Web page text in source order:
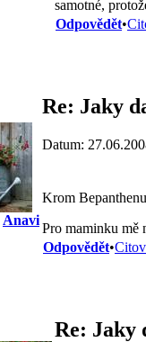
samotné,
Odpovědět•
Anavi
Re: Jaky
Datum:
Krom
Pro maminku mě
Odpovědět•
Re: Jaky